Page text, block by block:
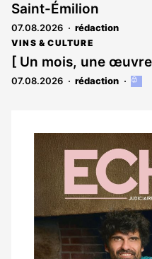
Saint-Émilion
07.08.2026 rédaction
VINS & CULTURE
[ Un mois, une
07.08.2026 rédaction
Cet
aux
Notre
dernier
magazine